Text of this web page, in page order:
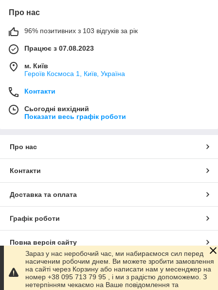
Про нас
96% позитивних з 103 відгуків за рік
Працює з 07.08.2023
м. Київ
Героїв Космоса 1, Київ, Україна
Контакти
Сьогодні вихідний
Показати весь графік роботи
Про нас
Контакти
Доставка та оплата
Графік роботи
Повна версія сайту
Сайт створено на маркетплейсі Prom.ua
Зараз у нас неробочий час, ми набираємося сил перед
насиченим робочим днем. Ви можете зробити замовлення
на сайті через Корзину або написати нам у месенджер на
номер +38 095 713 79 95 , і ми з радістю допоможемо. З
нетерпінням чекаємо на Ваше повідомлення та